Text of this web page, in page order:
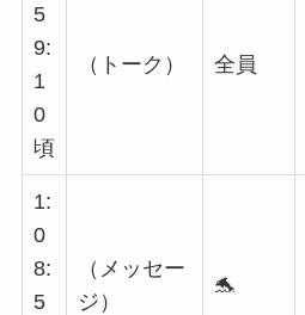
5
9:
1
0
頃
（トーク） 全員
1:
0
8:
5
（メッセー
ジ）
🐬